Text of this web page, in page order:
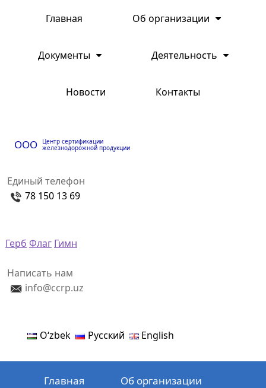
Главная Об организации
Документы Деятельность
Новости Контакты
ООО Центр сертификации
железнодорожной продукции
Единый телефон
78 150 13 69
Герб Флаг Гимн
Написать нам
info@ccrp.uz
Oʻzbek Русский English
Главная Об организации